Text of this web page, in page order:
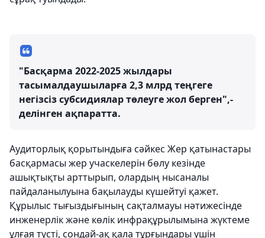
"Басқарма 2022-2025 жылдары
тасымалдаушыларға 2,3 млрд теңгеге
негізсіз субсидиялар төлеуге жол берген",-
делінген ақпаратта.
Аудиторлық қорытындыға сәйкес Жер қатынастары
басқармасы жер учаскелерін бөлу кезінде
ашықтықты арттырып, олардың нысаналы
пайдаланылуына бақылауды күшейтуі қажет.
Құрылыс тығыздығының сақталмауы нәтижесінде
инженерлік және көлік инфрақұрылымына жүктеме
ұлғая түсті, сондай-ақ қала тұрғындары үшін